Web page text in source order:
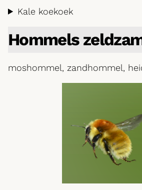
Kale koekoek
Hommels
moshommel, zandhommel,